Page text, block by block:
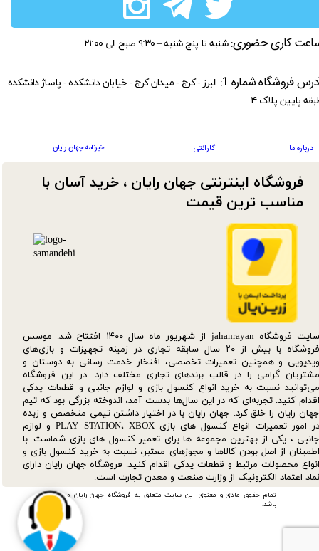
تمام حقوق مادی و معنوی این سایت متعلق به فروشگاه جهان رایان می
باشد.
سایت فروشگاه jahanrayan از شهریور ماه سال ۱۴۰۰ افتتاح شد. موسس
فروشگاه با بیش از ۲۰ سال سابقه تجاری در زمینه تجهیزات و بازی‌های
ویدیویی و همچنین تعمیرات تخصصی، افتخار خدمت رسانی به دوستان و
مشتریان گرامی را در قالب برندهای تجاری مختلف دارد. در این فروشگاه
می‌توانید نسبت به خرید انواع کنسول بازی و لوازم جانبی و قطعات یدکی‌
اقدام کنید. تجربه‌ای که در این سال‌ها بدست آمد، اندوخته بزرگی بود که تیم
جهان رایان را خلق کرد. جهان رایان با در اختیار داشتن تیمی متخصص و زبده
در امور تعمیرات انواع کنسول های بازی PLAY STATION، XBOX و لوازم
جانبی ، یکی از بهترین مجموعه ها برای تعمیر کنسول های بازی شماست. با
اطمینان از اصل بودن کالاها و مجوزهای معتبر، نسبت به خرید کنسول بازی و
انواع محصولات مرتبط و قطعات یدکی اقدام کنید. فروشگاه جهان رایان دارای
نماد اعتماد الکترونیک از وزارت صنعت و معدن تجارت است.
فروشگاه اینترنتی جهان رایان ، خرید آسان با
مناسب ترین قیمت​​​​​​​
کاری حضوری: شنبه تا پنج شنبه – ۹:۳۰ صبح الی ۲۱:۰۰
درباره ما گارانتی خبرنامه جهان رایان
فروشگاه شماره 1:
البرز - کرج - میدان کرج - خیابان دانشکده - پاساژ دانشکده
پایین پلاک ۴